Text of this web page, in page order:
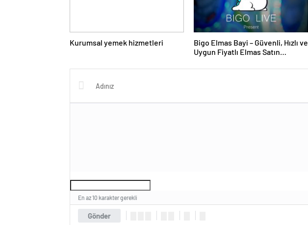
Kurumsal yemek hizmetleri
Bigo Elmas Bayi – Güvenli, Hızlı ve
Uygun Fiyatlı Elmas Satın
Gönder
En az 10 karakter gerekli